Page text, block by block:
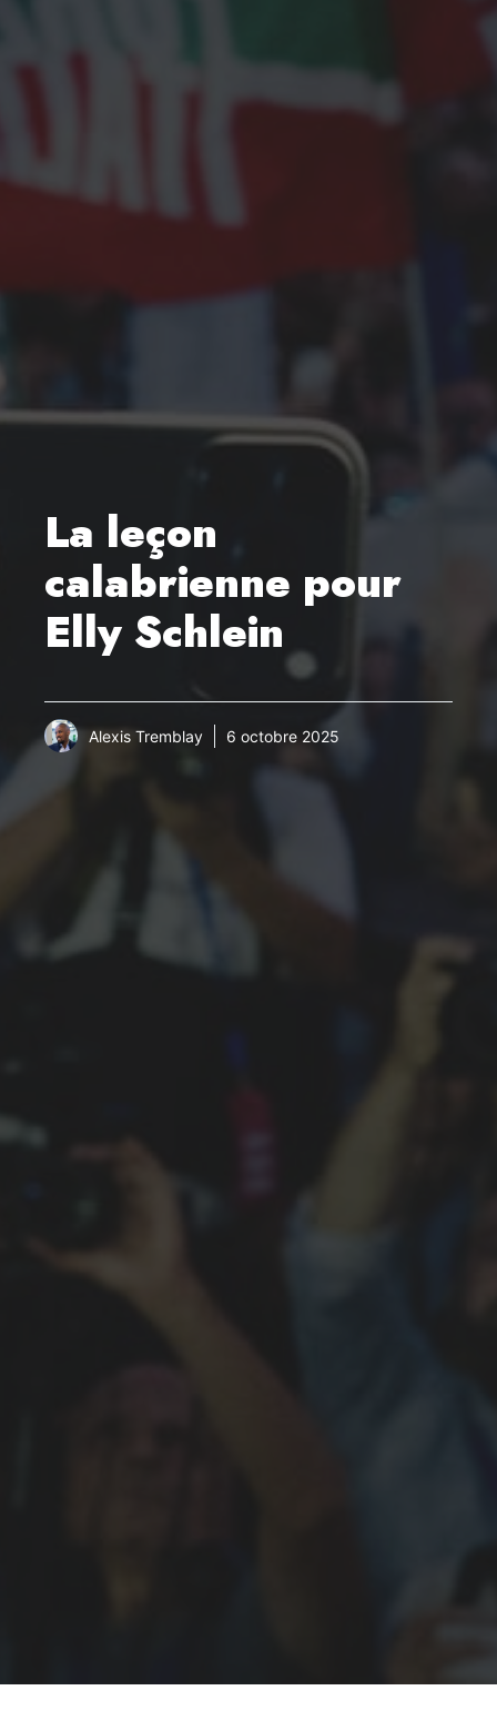
La leçon
calabrienne pour
Elly Schlein
Alexis Tremblay 6 octobre 2025